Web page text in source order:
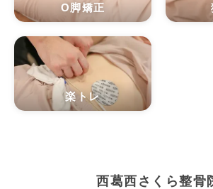
O脚矯正
楽トレ
西葛西さくら整骨